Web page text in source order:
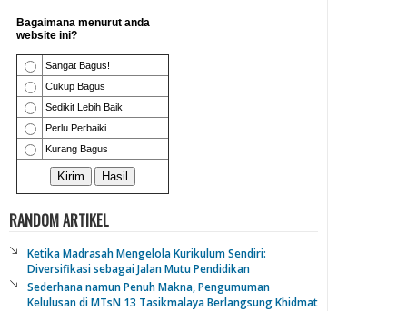
RANDOM ARTIKEL
Ketika Madrasah Mengelola Kurikulum Sendiri:
Diversifikasi sebagai Jalan Mutu Pendidikan
Sederhana namun Penuh Makna, Pengumuman
Kelulusan di MTsN 13 Tasikmalaya Berlangsung Khidmat